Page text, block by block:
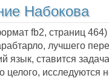
Набокова
fb2, страниц 464
лучшего
язык, ставится
целого, исследуются